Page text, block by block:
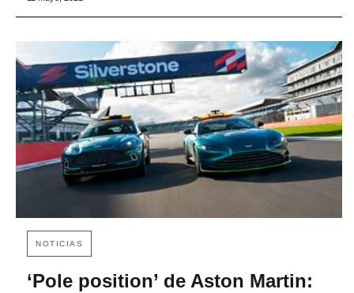
NOTICIAS
‘Pole position’ de Aston Martin: